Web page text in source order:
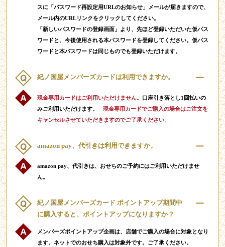
スに「パスワード再設定用URLのお知らせ」メールが届きますので、
メール内のURLリンクをクリックしてください。
「新しいパスワードの登録画面」より、先ほど登録いただいた仮パス
ワードと、今後使用される本パスワードを登録してください。仮パス
ワードと本パスワードは同じものでも登録いただけます。
紀ノ国屋メンバーズカードは利用できますか。
現金専用カードはご利用いただけません。
口座引き落とし1回払いの
みご利用いただけます。
現金専用カードでご購入の場合はご注文を
キャンセルさせていただきますのでご了承ください。
amazon pay、代引きは利用できますか。
amazon pay、代引きは、おせちのご予約にはご利用いただけませ
ん。
紀ノ国屋メンバーズカード ポイントアップ期間中
に購入すると、ポイントアップになりますか？
メンバーズポイントアップ企画は、店舗でご購入の場合に対象となり
ます。ネットでのおせち購入は対象外です。ご了承ください。